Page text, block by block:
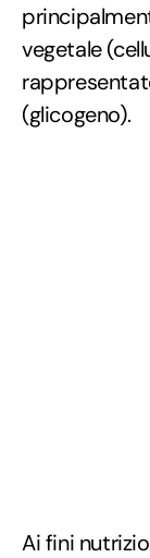
vegetale
(glicogeno).
Ai fini